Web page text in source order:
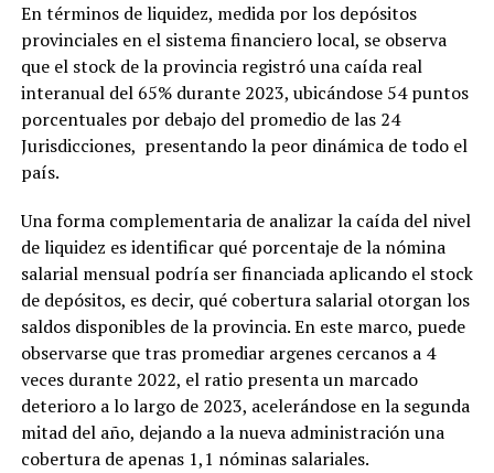
En términos de liquidez, medida por los depósitos
provinciales en el sistema financiero local, se observa
que el stock de la provincia registró una caída real
interanual del 65% durante 2023, ubicándose 54 puntos
porcentuales por debajo del promedio de las 24
Jurisdicciones, presentando la peor dinámica de todo el
país.
Una forma complementaria de analizar la caída del nivel
de liquidez es identificar qué porcentaje de la nómina
salarial mensual podría ser financiada aplicando el stock
de depósitos, es decir, qué cobertura salarial otorgan los
saldos disponibles de la provincia. En este marco, puede
observarse que tras promediar argenes cercanos a 4
veces durante 2022, el ratio presenta un marcado
deterioro a lo largo de 2023, acelerándose en la segunda
mitad del año, dejando a la nueva administración una
cobertura de apenas 1,1 nóminas salariales.